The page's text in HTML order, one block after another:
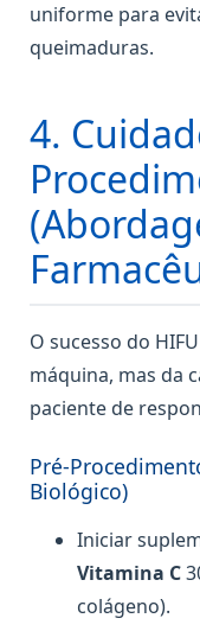
uniforme para
queimaduras.
4.
O sucesso do
máquina, mas da
paciente de
Pré-
Biológico)
Iniciar
Vitamina C
colágeno).